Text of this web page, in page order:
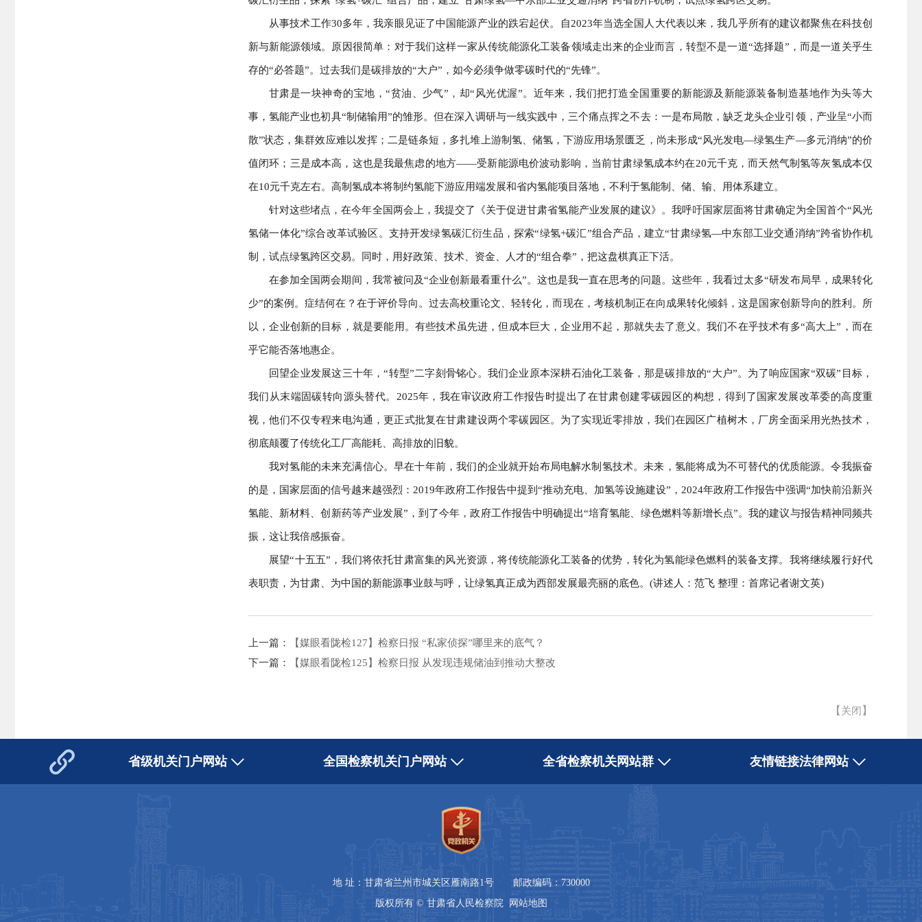
从事技术工作30多年，我亲眼见证了中国能源产业的跌宕起伏。自2023年当选全国人大代表以来，我几乎所有的建议都聚焦在科技创
新与新能源领域。原因很简单：对于我们这样一家从传统能源化工装备领域走出来的企业而言，转型不是一道“选择题”，而是一道关乎生
存的“必答题”。过去我们是碳排放的“大户”，如今必须争做零碳时代的“先锋”。
甘肃是一块神奇的宝地，“贫油、少气”，却“风光优渥”。近年来，我们把打造全国重要的新能源及新能源装备制造基地作为头等大
事，氢能产业也初具“制储输用”的雏形。但在深入调研与一线实践中，三个痛点挥之不去：一是布局散，缺乏龙头企业引领，产业呈“小而
散”状态，集群效应难以发挥；二是链条短，多扎堆上游制氢、储氢，下游应用场景匮乏，尚未形成“风光发电—绿氢生产—多元消纳”的价
值闭环；三是成本高，这也是我最焦虑的地方——受新能源电价波动影响，当前甘肃绿氢成本约在20元千克，而天然气制氢等灰氢成本仅
在10元千克左右。高制氢成本将制约氢能下游应用端发展和省内氢能项目落地，不利于氢能制、储、输、用体系建立。
针对这些堵点，在今年全国两会上，我提交了《关于促进甘肃省氢能产业发展的建议》。我呼吁国家层面将甘肃确定为全国首个“风光
氢储一体化”综合改革试验区。支持开发绿氢碳汇衍生品，探索“绿氢+碳汇”组合产品，建立“甘肃绿氢—中东部工业交通消纳”跨省协作机
制，试点绿氢跨区交易。同时，用好政策、技术、资金、人才的“组合拳”，把这盘棋真正下活。
在参加全国两会期间，我常被问及“企业创新最看重什么”。这也是我一直在思考的问题。这些年，我看过太多“研发布局早，成果转化
少”的案例。症结何在？在于评价导向。过去高校重论文、轻转化，而现在，考核机制正在向成果转化倾斜，这是国家创新导向的胜利。所
以，企业创新的目标，就是要能用。有些技术虽先进，但成本巨大，企业用不起，那就失去了意义。我们不在乎技术有多“高大上”，而在
乎它能否落地惠企。
回望企业发展这三十年，“转型”二字刻骨铭心。我们企业原本深耕石油化工装备，那是碳排放的“大户”。为了响应国家“双碳”目标，
我们从末端固碳转向源头替代。2025年，我在审议政府工作报告时提出了在甘肃创建零碳园区的构想，得到了国家发展改革委的高度重
视，他们不仅专程来电沟通，更正式批复在甘肃建设两个零碳园区。为了实现近零排放，我们在园区广植树木，厂房全面采用光热技术，
彻底颠覆了传统化工厂高能耗、高排放的旧貌。
我对氢能的未来充满信心。早在十年前，我们的企业就开始布局电解水制氢技术。未来，氢能将成为不可替代的优质能源。令我振奋
的是，国家层面的信号越来越强烈：2019年政府工作报告中提到“推动充电、加氢等设施建设”，2024年政府工作报告中强调“加快前沿新兴
氢能、新材料、创新药等产业发展”，到了今年，政府工作报告中明确提出“培育氢能、绿色燃料等新增长点”。我的建议与报告精神同频共
振，这让我倍感振奋。
展望“十五五”，我们将依托甘肃富集的风光资源，将传统能源化工装备的优势，转化为氢能绿色燃料的装备支撑。我将继续履行好代
表职责，为甘肃、为中国的新能源事业鼓与呼，让绿氢真正成为西部发展最亮丽的底色。(讲述人：范飞 整理：首席记者谢文英)
上一篇：
【媒眼看陇检127】检察日报 “私家侦探”哪里来的底气？
下一篇：
【媒眼看陇检125】检察日报 从发现违规储油到推动大整改
【 关闭 】
省级机关门户网站 全国检察机关门户网站 全省检察机关网站群 友情链接法律网站
地 址：甘肃省兰州市城关区雁南路1号 邮政编码：730000
版权所有 © 甘肃省人民检察院 网站地图